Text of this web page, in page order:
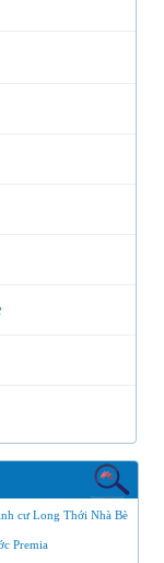
cư Long Thới Nhà Bè
Premia